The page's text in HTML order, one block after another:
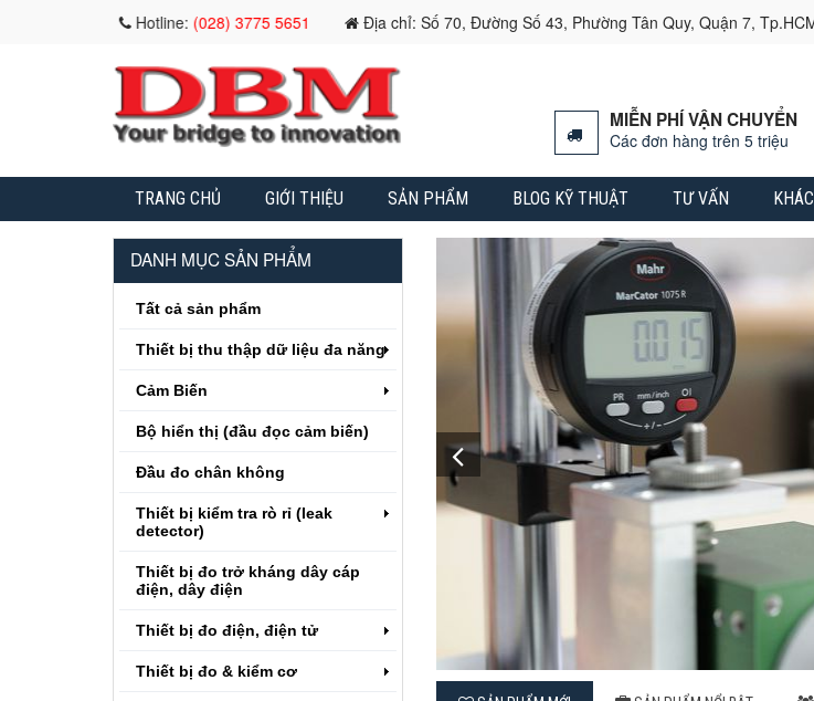
Hotline: (028) 3775 5651 Địa chỉ: Số 70, Đường Số 43, Phường Tân Quy, Quận 7,
MIỄN PHÍ VẬN CHUYỂN
Các đơn hàng trên 5 triệu
TRANG CHỦ GIỚI THIỆU SẢN PHẨM BLOG KỸ THUẬT TƯ VẤN
DANH MỤC SẢN PHẨM
Tất cả sản phẩm
Thiết bị thu thập dữ liệu đa năng
Cảm Biến
Bộ hiển thị (đầu đọc cảm biến)
Đầu đo chân không
Thiết bị kiểm tra rò rỉ (leak
detector)
Thiết bị đo trở kháng dây cáp
điện, dây điện
Thiết bị đo điện, điện tử
Thiết bị đo & kiểm cơ